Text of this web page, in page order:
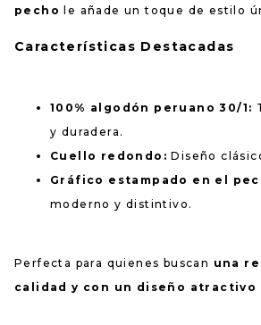
pecho le añade un toque de estilo
Características Destacadas
100% algodón peruano 30/1:
y duradera.
Cuello redondo: Diseño
Gráfico estampado en el
moderno y distintivo.
Perfecta para quienes buscan una
calidad y con un diseño atractivo